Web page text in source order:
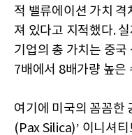
적 밸류에이션 가치 격
져 있다고 지적했다.
기업의 총 가치는 중국
7배에서 8배가량 높은
여기에 미국의 꼼꼼한
(Pax Silica)’ 이니셔